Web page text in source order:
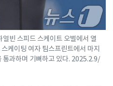
빈 스피드 스케이트 오벌에서 열
케이팅 여자 팀스프린트에서 마지
통과하며 기뻐하고 있다. 2025.2.9/